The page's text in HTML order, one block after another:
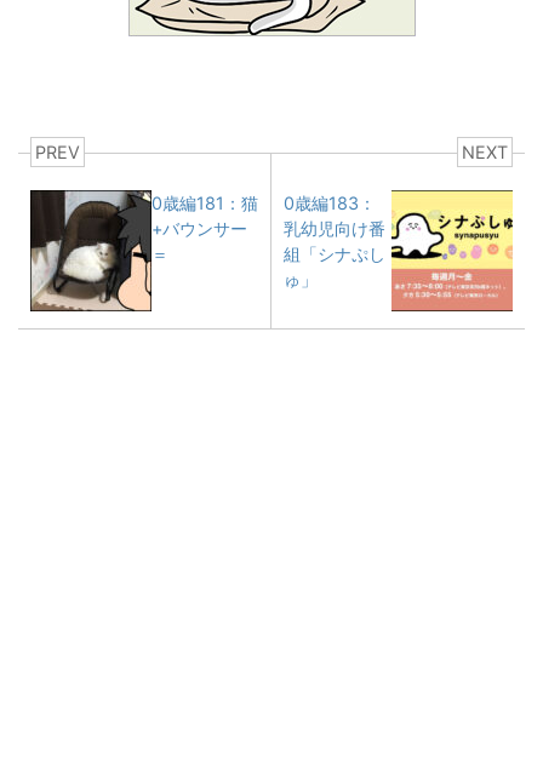
PREV
0歳編181：猫
+バウンサー
＝
NEXT
0歳編183：
乳幼児向け番
組「シナぷし
ゅ」